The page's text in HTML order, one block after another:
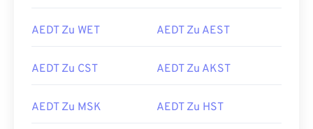
AEDT Zu WET AEDT Zu AEST
AEDT Zu CST AEDT Zu AKST
AEDT Zu MSK AEDT Zu HST